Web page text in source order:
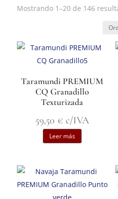
Mostrando 1–20 de 146
Taramundi PREMIUM
CQ Granadillo
Texturizada
59,50 € c/IVA
Leer más